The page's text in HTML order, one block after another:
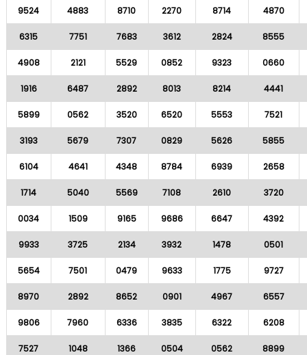
9524 4883 8710 2270 8714 4870
6315 7751 7683 3612 2824 8555
4908 2121 5529 0852 9323 0660
1916 6487 2892 8013 8214 4441
5899 0562 3520 6520 5553 7521
3193 5679 7307 0829 5626 5855
6104 4641 4348 8784 6939 2658
1714 5040 5569 7108 2610 3720
0034 1509 9165 9686 6647 4392
9933 3725 2134 3932 1478 0501
5654 7501 0479 9633 1775 9727
8970 2892 8652 0901 4967 6557
9806 7960 6336 3835 6322 6208
7527 1048 1366 0504 0562 8899